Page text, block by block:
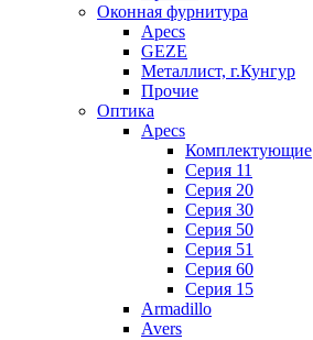
Оконная фурнитура
Apecs
GEZE
Металлист, г.Кунгур
Прочие
Оптика
Apecs
Комплектующие
Серия 11
Серия 20
Серия 30
Серия 50
Серия 51
Серия 60
Серия 15
Armadillo
Avers